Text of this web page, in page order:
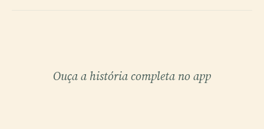
Ouça a história completa no app